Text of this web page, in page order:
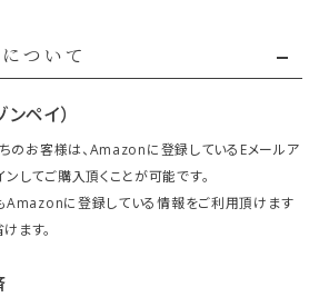
ついて
ペイ）
のお客様は、Amazonに登録しているEメールア
してご購入頂くことが可能です。
Amazonに登録している情報をご利用頂けます
ます。